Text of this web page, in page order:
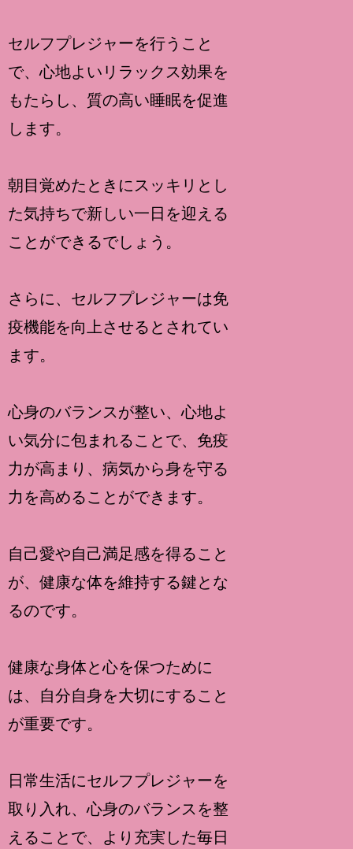
セルフプレジャーを行うこと
で、心地よいリラックス効果を
もたらし、質の高い睡眠を促進
します。
朝目覚めたときにスッキリとし
た気持ちで新しい一日を迎える
ことができるでしょう。
さらに、セルフプレジャーは免
疫機能を向上させるとされてい
ます。
心身のバランスが整い、心地よ
い気分に包まれることで、免疫
力が高まり、病気から身を守る
力を高めることができます。
自己愛や自己満足感を得ること
が、健康な体を維持する鍵とな
るのです。
健康な身体と心を保つために
は、自分自身を大切にすること
が重要です。
日常生活にセルフプレジャーを
取り入れ、心身のバランスを整
えることで、より充実した毎日